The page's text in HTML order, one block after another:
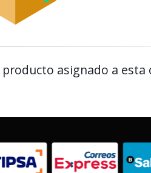
asignado a esta